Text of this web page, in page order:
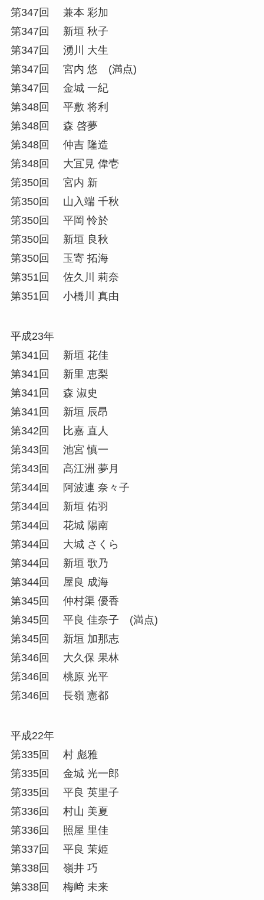
第347回 兼本 彩加
第347回 新垣 秋子
第347回 湧川 大生
第347回 宮内 悠 (満点)
第347回 金城 一紀
第348回 平敷 将利
第348回 森 啓夢
第348回 仲吉 隆造
第348回 大冝見 偉壱
第350回 宮内 新
第350回 山入端 千秋
第350回 平岡 怜於
第350回 新垣 良秋
第350回 玉寄 拓海
第351回 佐久川 莉奈
第351回 小橋川 真由
平成23年
第341回 新垣 花佳
第341回 新里 恵梨
第341回 森 淑史
第341回 新垣 辰昂
第342回 比嘉 直人
第343回 池宮 慎一
第343回 高江洲 夢月
第344回 阿波連 奈々子
第344回 新垣 佑羽
第344回 花城 陽南
第344回 大城 さくら
第344回 新垣 歌乃
第344回 屋良 成海
第345回 仲村渠 優香
第345回 平良 佳奈子 (満点)
第345回 新垣 加那志
第346回 大久保 果林
第346回 桃原 光平
第346回 長嶺 憲都
平成22年
第335回 村 彪雅
第335回 金城 光一郎
第335回 平良 英里子
第336回 村山 美夏
第336回 照屋 里佳
第337回 平良 茉姫
第338回 嶺井 巧
第338回 梅﨑 未来